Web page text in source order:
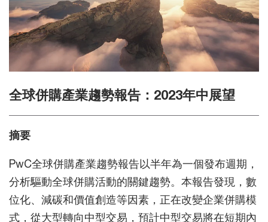
全球併購產業趨勢報告：2023年中展望
摘要
PwC全球併購產業趨勢報告以半年為一個發布週期，
分析驅動全球併購活動的關鍵趨勢。本報告發現，數
位化、減碳和價值創造等因素，正在改變企業併購模
式，從大型轉向中型交易，預計中型交易將在短期內